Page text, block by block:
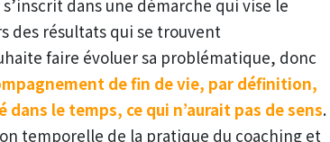
dans une démarche qui vise le
des résultats qui se trouvent
faire évoluer sa problématique, donc
de fin de vie, par définition,
le temps, ce qui n’aurait pas de sens.
temporelle de la pratique du coaching et